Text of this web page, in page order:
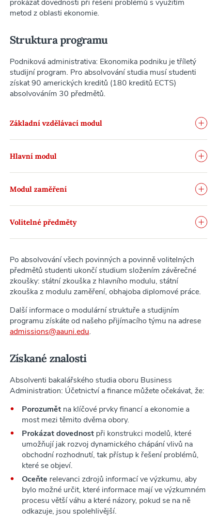
prokázat dovednosti při řešení problémů s využitím
metod z oblasti ekonomie.
Struktura programu
Podniková administrativa: Ekonomika podniku je tříletý
studijní program. Pro absolvování studia musí studenti
získat 90 amerických kreditů (180 kreditů ECTS)
absolvováním 30 předmětů.
Základní vzdělávací modul
Hlavní modul
Modul zaměření
Volitelné předměty
Po absolvování všech povinných a povinně volitelných
předmětů studenti ukončí studium složením závěrečné
zkoušky: státní zkouška z hlavního modulu, státní
zkouška z modulu zaměření, obhajoba diplomové práce.
Další informace o modulární struktuře a studijním
programu získáte od našeho přijímacího týmu na adrese
admissions@aauni.edu.
Získané znalosti
Absolventi bakalářského studia oboru Business
Administration: Účetnictví a finance můžete očekávat, že:
Porozumět na klíčové prvky financí a ekonomie a
most mezi těmito dvěma obory.
Prokázat dovednost při konstrukci modelů, které
umožňují jak rozvoj dynamického chápání vlivů na
obchodní rozhodnutí, tak přístup k řešení problémů,
které se objeví.
Oceňte relevanci zdrojů informací ve výzkumu, aby
bylo možné určit, které informace mají ve výzkumném
procesu větší váhu a které názory, pokud se na ně
odkazuje, jsou spolehlivější.